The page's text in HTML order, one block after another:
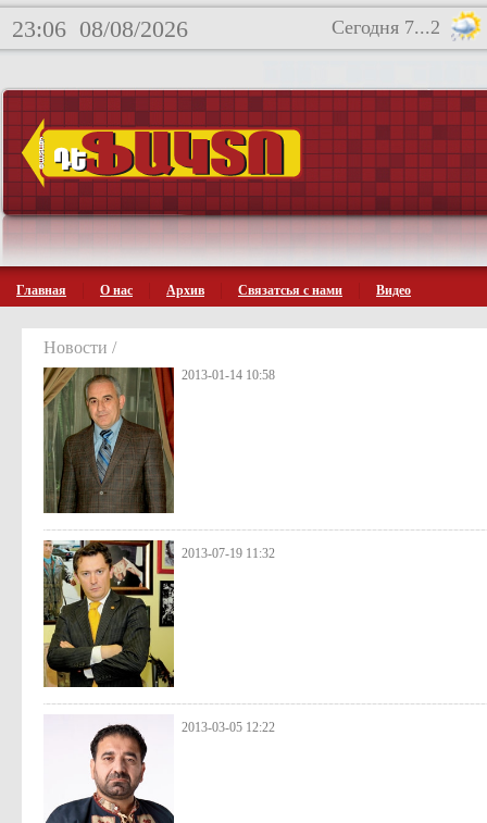
23:06 08/08/2026 Сегодня 7...2
Главная О нас Архив Связатсья с нами Видео
Новости /
2013-01-14 10:58
2013-07-19 11:32
2013-03-05 12:22